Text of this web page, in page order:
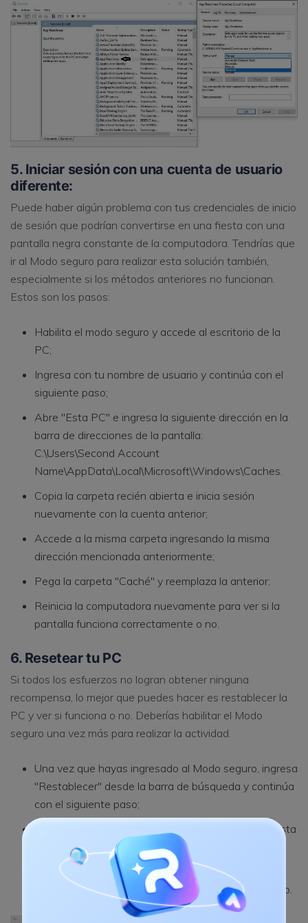
5. Iniciar sesión con una cuenta de usuario
diferente:
Puede haber algún problema con tus credenciales de inicio
de sesión que podrían convertirse en una fiesta con una
pantalla negra constante de la computadora. Tendrías que
ir al Modo seguro para realizar esta solución también,
especialmente si los métodos anteriores no funcionan.
Estos son los pasos:
Habilita el modo seguro y accede al escritorio de la
PC;
Ingresa con tu nombre de usuario y continúa con el
siguiente paso;
Abre "Esta PC" e ingresa la siguiente dirección en la
barra de direcciones de la pantalla:
C:\Users\Second Account
Name\AppData\Local\Microsoft\Windows\Caches.
Copia la carpeta recién abierta e inicia sesión
nuevamente con la cuenta anterior;
Accede a la misma carpeta ingresando la misma
dirección mencionada anteriormente;
Pega la carpeta "Caché" y reemplaza la anterior;
Reinicia la computadora nuevamente para ver si la
pantalla funciona correctamente o no.
6. Resetear tu PC
Si todos los esfuerzos no logran obtener ninguna
recompensa, lo mejor que puedes hacer es restablecer la
PC y ver si funciona o no. Deberías habilitar el Modo
seguro una vez más para realizar la actividad.
Una vez que hayas ingresado al Modo seguro, ingresa
"Restablecer" desde la barra de búsqueda y continúa
con el siguiente paso;
Haz clic en "Comenzar" en la opción Restablecer esta
Haz clic en "Conservar mis archivos" y sigue las
instrucciones de la interfaz para completar el trabajo.